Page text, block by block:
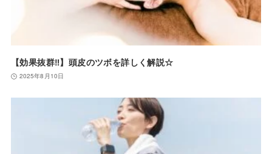
【効果抜群‼︎】頭皮のツボを詳しく解説☆
2025年8月10日